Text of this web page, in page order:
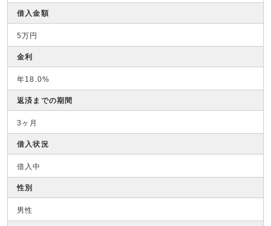
借入金額
5万円
金利
年18.0%
返済までの期間
3ヶ月
借入状況
借入中
性別
男性